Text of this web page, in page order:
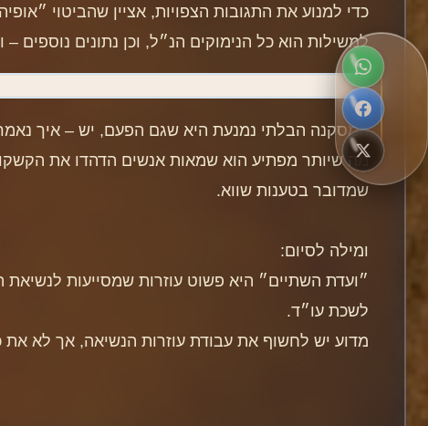
כדי למנוע את התגובות הצפויות, אציין שהביטוי
למשילות הוא כל הנימוקים הנ״ל, וכן נתונים
המסקנה הבלתי נמנעת היא שגם הפעם, יש – איך נאמר
מה שיותר מפתיע הוא שמאות אנשים הדהדו את
שמדובר בטענות שווא.
ומילה לסיום:
לשכת עו״ד.
מדוע יש לחשוף את עבודת עוזרות הנשיאה, אך לא